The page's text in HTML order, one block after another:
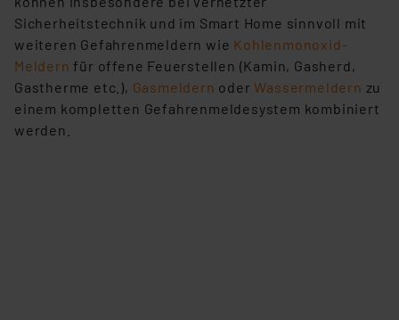
Sicherheitstechnik und im Smart Home sinnvoll mit
weiteren Gefahrenmeldern wie Kohlenmonoxid-
Meldernfür offene Feuerstellen (Kamin, Gasherd,
Gastherme etc.), Gasmeldern oderWassermeldern zu
einem kompletten Gefahrenmeldesystem kombiniert
werden.